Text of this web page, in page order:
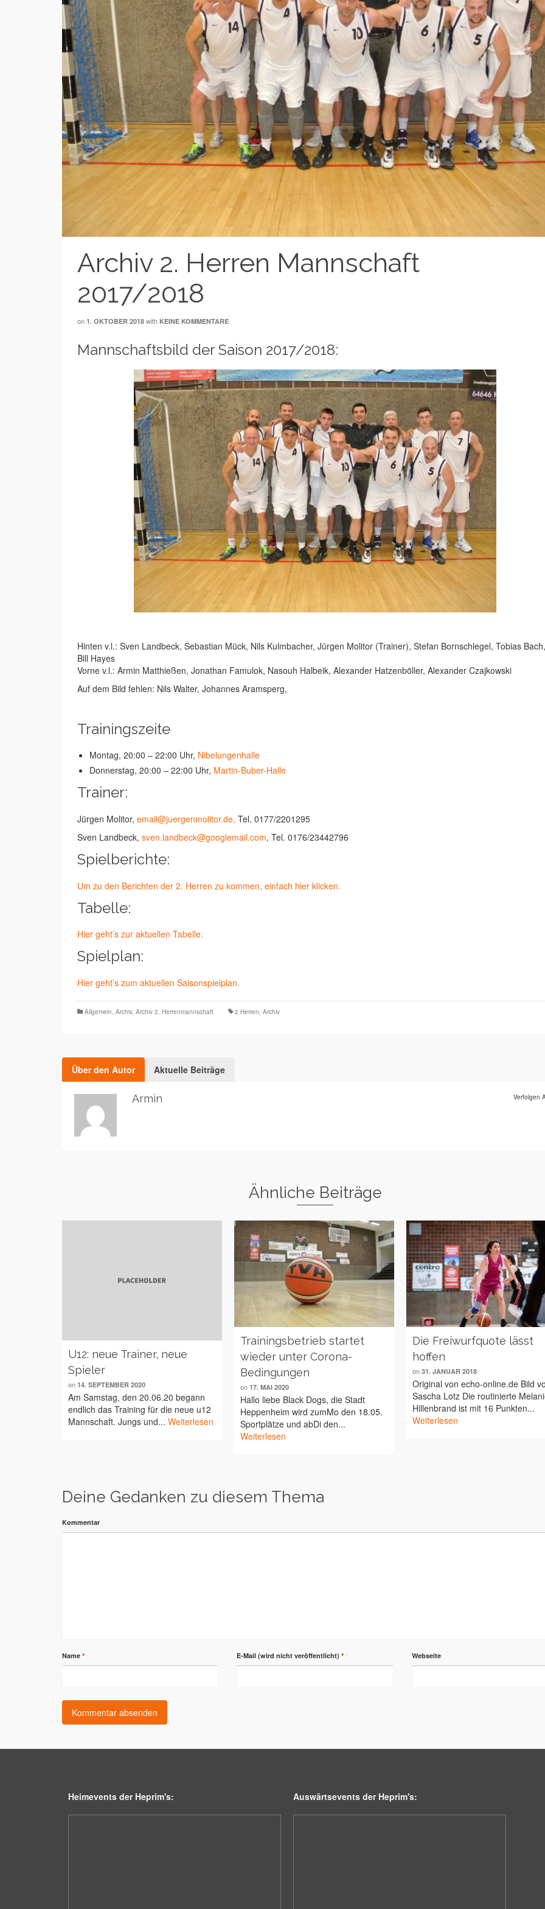
Archiv 2. Herren Mannschaft
2017/2018
on 1. OKTOBER 2018 with KEINE KOMMENTARE
Mannschaftsbild der Saison 2017/2018:
Hinten v.l.: Sven Landbeck, Sebastian Mück, Nils Kulmbacher, Jürgen Molitor (Trainer), Stefan Bornschlegel, Tobias Bach,
Bill Hayes
Vorne v.l.: Armin Matthießen, Jonathan Famulok, Nasouh Halbeik, Alexander Hatzenböller, Alexander Czajkowski
Auf dem Bild fehlen: Nils Walter, Johannes Aramsperg,
Trainingszeite
Montag, 20:00 – 22:00 Uhr, Nibelungenhalle
Donnerstag, 20:00 – 22:00 Uhr, Martin-Buber-Halle
Trainer:
Jürgen Molitor, email@juergenmolitor.de, Tel. 0177/2201295
Sven Landbeck, sven.landbeck@googlemail.com, Tel. 0176/23442796
Spielberichte:
Um zu den Berichten der 2. Herren zu kommen, einfach hier klicken.
Tabelle:
Hier geht’s zur aktuellen Tabelle.
Spielplan:
Hier geht’s zum aktuellen Saisonspielplan.
Allgemein, Archiv, Archiv 2. Herrenmannschaft 2.Herren, Archiv
Über den Autor Aktuelle Beiträge
Verfolgen
Armin
Ähnliche Beiträge
U12: neue Trainer, neue
Spieler
on 14. SEPTEMBER 2020
Am Samstag, den 20.06.20 begann
endlich das Training für die neue u12
Mannschaft. Jungs und... Weiterlesen
Trainingsbetrieb startet
wieder unter Corona-
Bedingungen
on17. MAI 2020
Hallo liebe Black Dogs, die Stadt
Heppenheim wird zumMo den 18.05.
Sportplätze und abDi den...
Weiterlesen
Die Freiwurfquote lässt
hoffen
on31. JANUAR 2018
Original von echo-online.de Bild
Sascha Lotz Die routinierte
Hillenbrand ist mit 16 Punkten...
Weiterlesen
Deine Gedanken zu diesem Thema
Kommentar
Name * E-Mail (wird nicht veröffentlicht)* Webseite
Heimevents der Heprim's: Auswärtsevents der Heprim's: